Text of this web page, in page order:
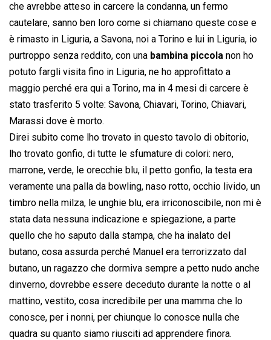
che avrebbe atteso in carcere la condanna, un fermo
cautelare, sanno ben loro come si chiamano queste cose e
è rimasto in Liguria, a Savona, noi a Torino e lui in Liguria, io
purtroppo senza reddito, con una bambina piccola non ho
potuto fargli visita fino in Liguria, ne ho approfittato a
maggio perché era qui a Torino, ma in 4 mesi di carcere è
stato trasferito 5 volte: Savona, Chiavari, Torino, Chiavari,
Marassi dove è morto.
Direi subito come lho trovato in questo tavolo di obitorio,
lho trovato gonfio, di tutte le sfumature di colori: nero,
marrone, verde, le orecchie blu, il petto gonfio, la testa era
veramente una palla da bowling, naso rotto, occhio livido, un
timbro nella milza, le unghie blu, era irriconoscibile, non mi è
stata data nessuna indicazione e spiegazione, a parte
quello che ho saputo dalla stampa, che ha inalato del
butano, cosa assurda perché Manuel era terrorizzato dal
butano, un ragazzo che dormiva sempre a petto nudo anche
dinverno, dovrebbe essere deceduto durante la notte o al
mattino, vestito, cosa incredibile per una mamma che lo
conosce, per i nonni, per chiunque lo conosce nulla che
quadra su quanto siamo riusciti ad apprendere finora.